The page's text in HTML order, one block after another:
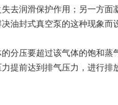
去润滑保护作用；另一方
油封式真空泵的这种现象而
压要超过该气体的饱和蒸
提前达到排气压力，进行